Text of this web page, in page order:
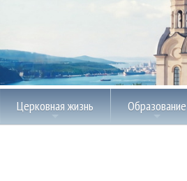
Церковная жизнь Образование